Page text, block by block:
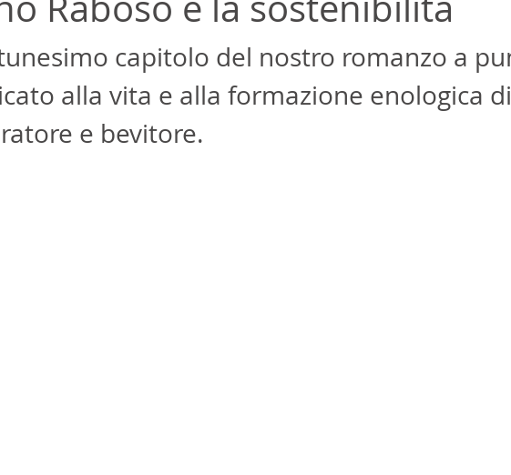
capitolo del nostro romanzo a
alla vita e alla formazione enologica
e bevitore.